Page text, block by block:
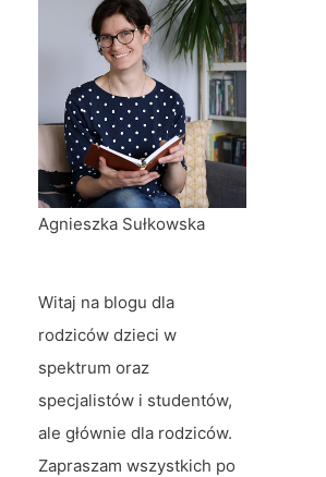
Agnieszka Sułkowska
Witaj na blogu dla
rodziców dzieci w
spektrum oraz
specjalistów i studentów,
ale głównie dla rodziców.
Zapraszam wszystkich po